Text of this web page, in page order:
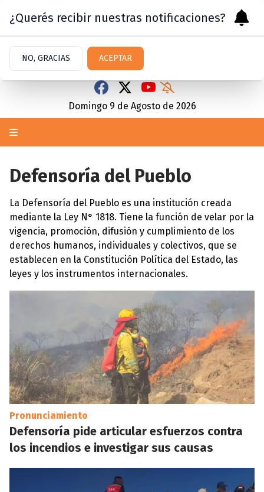
Domingo 9 de Agosto de 2026
Defensoría del Pueblo
La Defensoría del Pueblo es una institución creada
mediante la Ley N° 1818. Tiene la función de velar por la
vigencia, promoción, difusión y cumplimiento de los
derechos humanos, individuales y colectivos, que se
establecen en la Constitución Política del Estado, las
leyes y los instrumentos internacionales.
Pronunciamiento
Defensoría pide articular esfuerzos contra
los incendios e investigar sus causas
¿Querés recibir nuestras notificaciones?
NO, GRACIAS ACEPTAR